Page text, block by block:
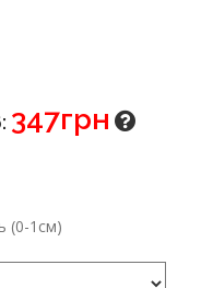
347грн
(0-1см)